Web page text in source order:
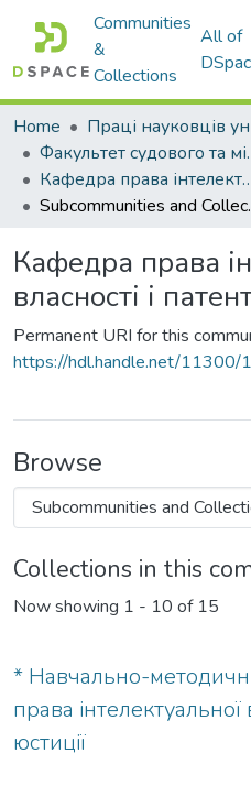
Communities
&
Collections
All of
Home
Факультет
Кафедра права
Кафедра права
власності і
Permanent URI for this
https://hdl.handle.net/11300/
Browse
Collections in this
Now showing 1 - 10 of 15
* Навчально-
права інтелектуальної
юстиції